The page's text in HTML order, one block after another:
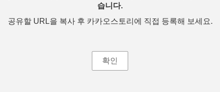
습니다.
공유할 URL을 복사 후 카카오스토리에 직접 등록해 보세요.
확인